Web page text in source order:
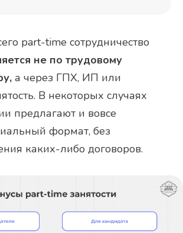
part-time сотрудничество
не по трудовому
а через ГПХ, ИП или
В некоторых случаях
предлагают и вовсе
формат, без
каких-либо договоров.